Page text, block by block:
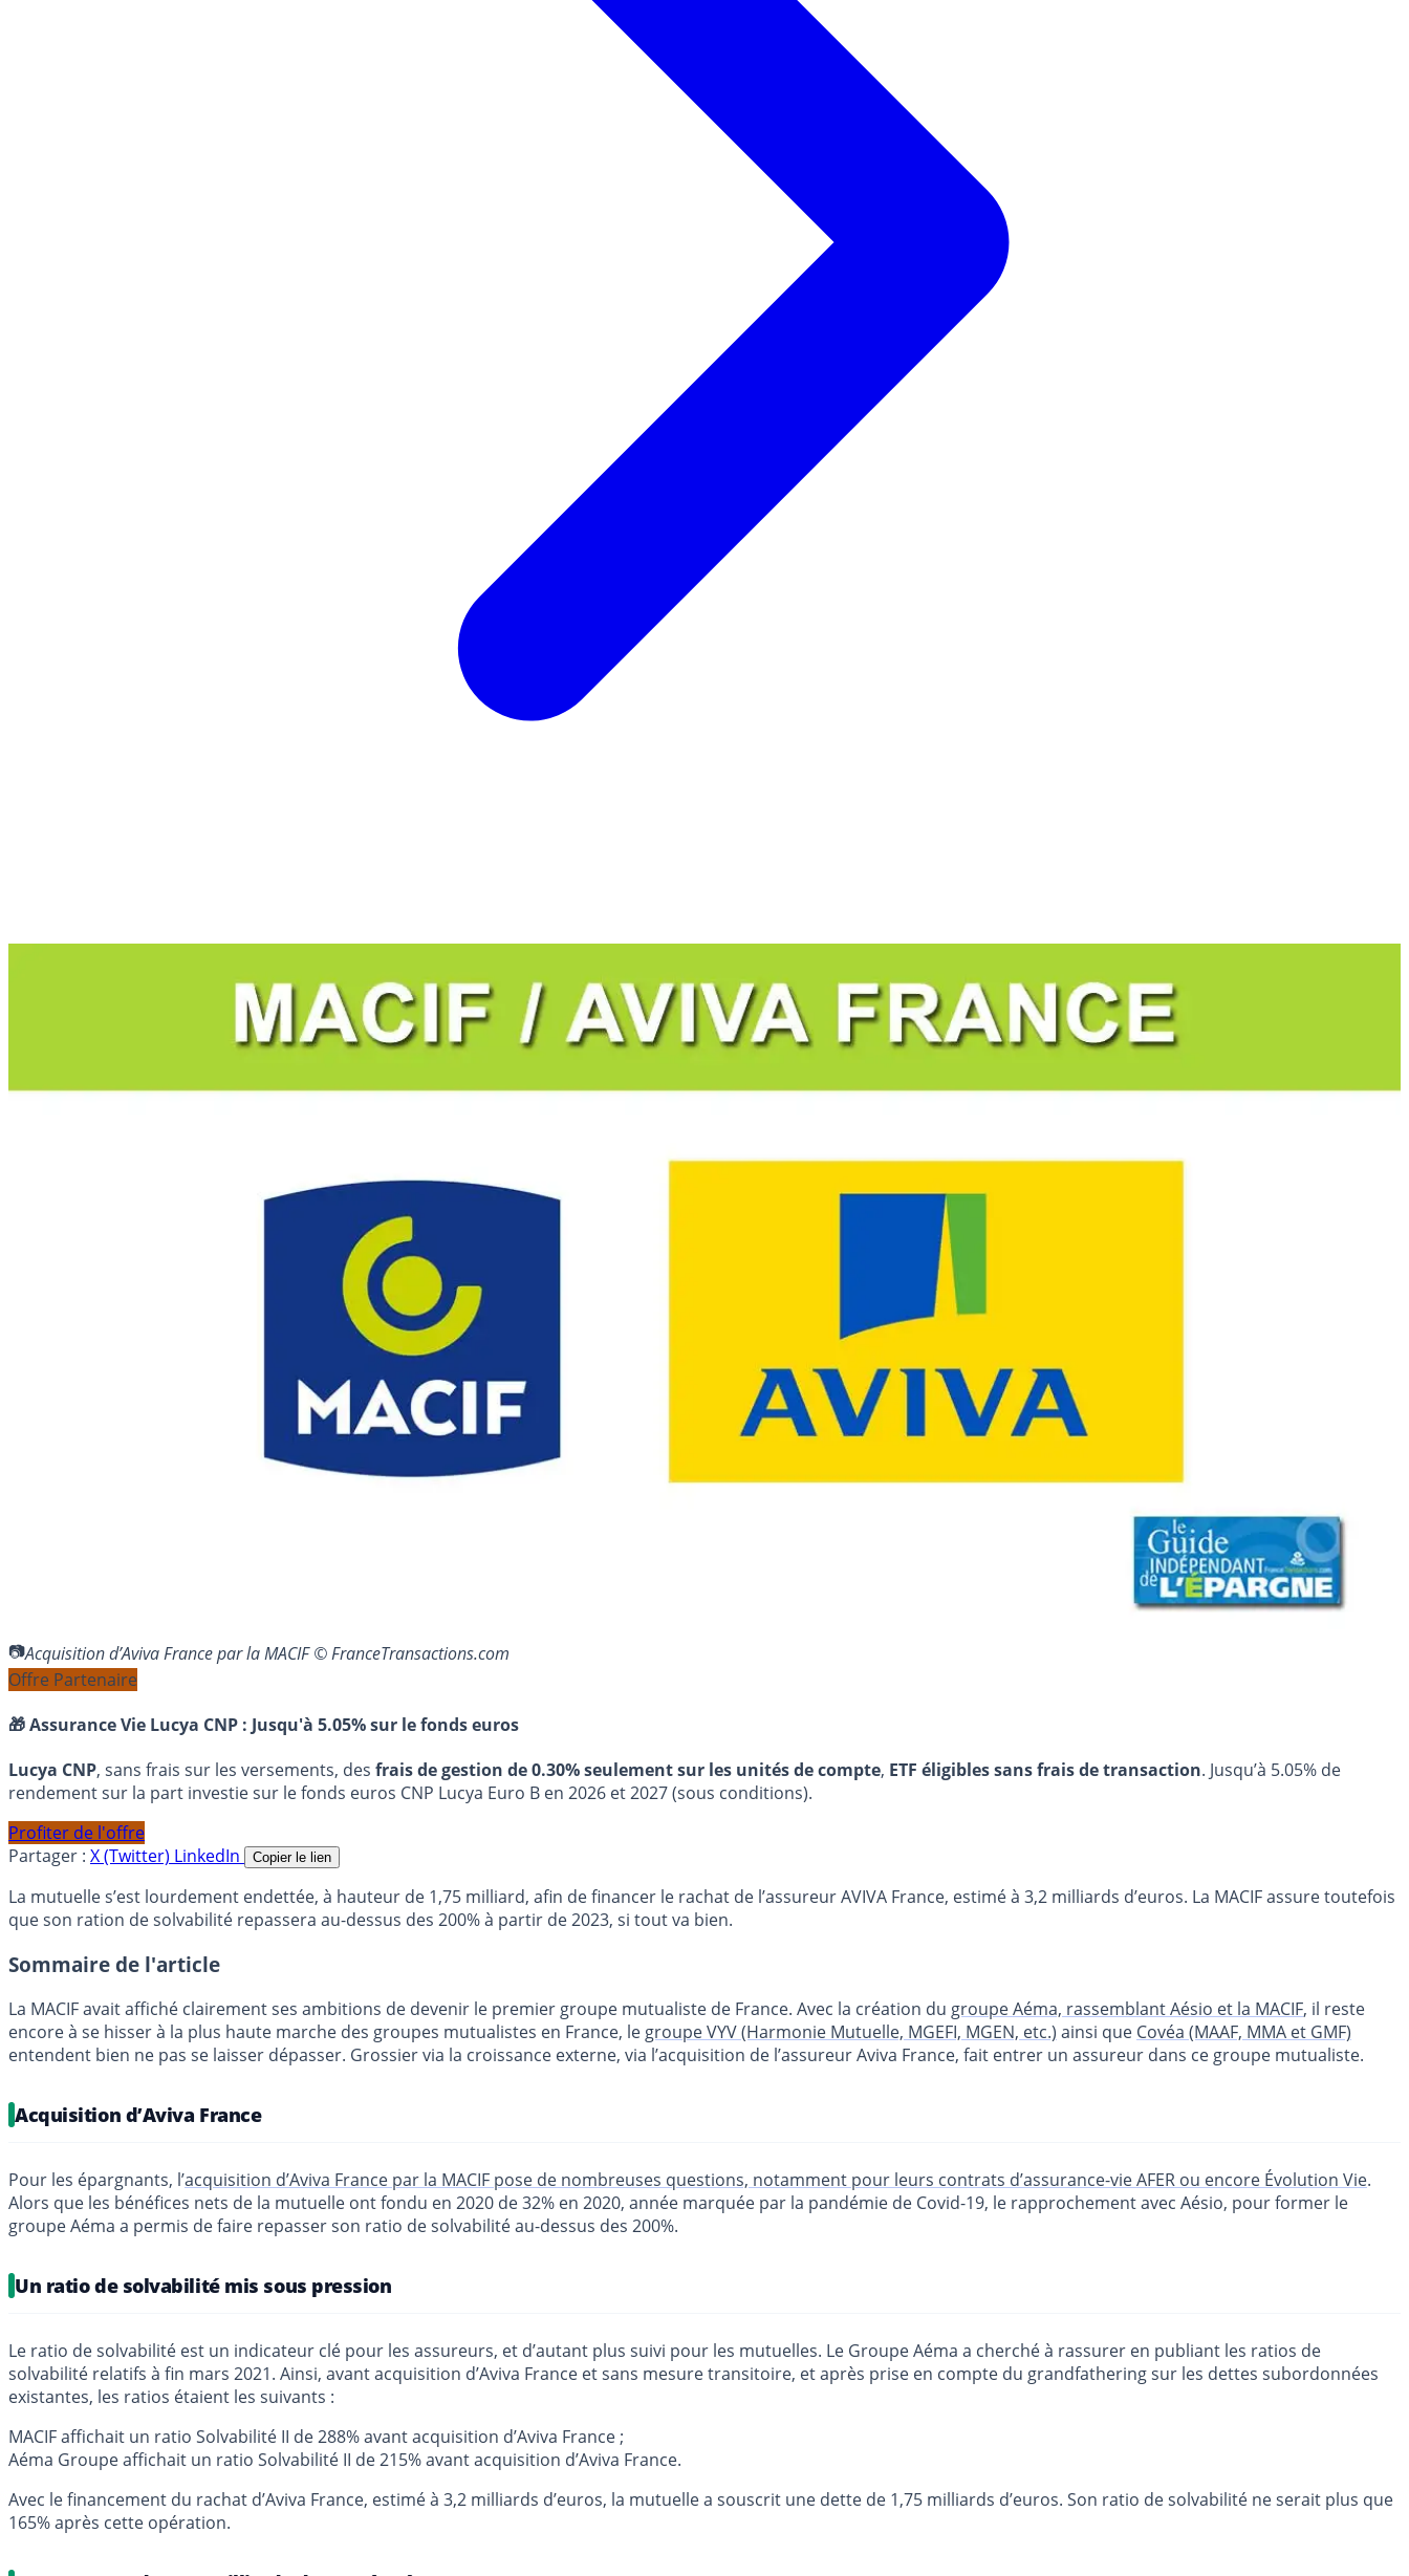
Acquisition d’Aviva France par la MACIF © FranceTransactions.com
Offre Partenaire
🎁 Assurance Vie Lucya CNP : Jusqu'à 5.05% sur le fonds euros
Lucya CNP, sans frais sur les versements, des frais de gestion de 0.30% seulement sur les unités de compte, ETF éligibles sans frais de transaction. Jusqu’à 5.05% de
rendement sur la part investie sur le fonds euros CNP Lucya Euro B en 2026 et 2027 (sous conditions).
Profiter de l'offre
Partager : X (Twitter) LinkedIn Copier le lien
La mutuelle s’est lourdement endettée, à hauteur de 1,75 milliard, afin de financer le rachat de l’assureur AVIVA France, estimé à 3,2 milliards d’euros. La MACIF assure toutefois
que son ration de solvabilité repassera au-dessus des 200% à partir de 2023, si tout va bien.
Sommaire de l'article
La MACIF avait affiché clairement ses ambitions de devenir le premier groupe mutualiste de France. Avec la création du groupe Aéma, rassemblant Aésio et la MACIF, il reste
encore à se hisser à la plus haute marche des groupes mutualistes en France, le groupe VYV (Harmonie Mutuelle, MGEFI, MGEN, etc.) ainsi que Covéa (MAAF, MMA et GMF)
entendent bien ne pas se laisser dépasser. Grossier via la croissance externe, via l’acquisition de l’assureur Aviva France, fait entrer un assureur dans ce groupe mutualiste.
Acquisition d’Aviva France
Pour les épargnants, l’acquisition d’Aviva France par la MACIF pose de nombreuses questions, notamment pour leurs contrats d’assurance-vie AFER ou encore Évolution Vie.
Alors que les bénéfices nets de la mutuelle ont fondu en 2020 de 32% en 2020, année marquée par la pandémie de Covid-19, le rapprochement avec Aésio, pour former le
groupe Aéma a permis de faire repasser son ratio de solvabilité au-dessus des 200%.
Un ratio de solvabilité mis sous pression
Le ratio de solvabilité est un indicateur clé pour les assureurs, et d’autant plus suivi pour les mutuelles. Le Groupe Aéma a cherché à rassurer en publiant les ratios de
solvabilité relatifs à fin mars 2021. Ainsi, avant acquisition d’Aviva France et sans mesure transitoire, et après prise en compte du grandfathering sur les dettes subordonnées
existantes, les ratios étaient les suivants :
MACIF affichait un ratio Solvabilité II de 288% avant acquisition d’Aviva France ;
Aéma Groupe affichait un ratio Solvabilité II de 215% avant acquisition d’Aviva France.
Avec le financement du rachat d’Aviva France, estimé à 3,2 milliards d’euros, la mutuelle a souscrit une dette de 1,75 milliards d’euros. Son ratio de solvabilité ne serait plus que
165% après cette opération.